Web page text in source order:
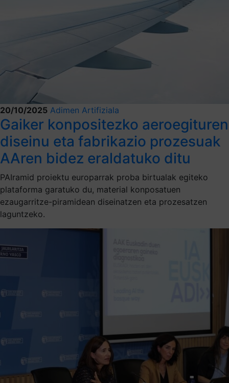
20/10/2025 Adimen Artifiziala
Gaiker konpositezko aeroegituren
diseinu eta fabrikazio prozesuak
AAren bidez eraldatuko ditu
PAIramid proiektu europarrak proba birtualak egiteko
plataforma garatuko du, material konposatuen
ezaugarritze-piramidean diseinatzen eta prozesatzen
laguntzeko.